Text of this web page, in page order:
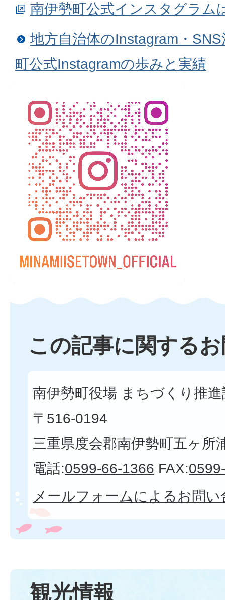
南伊勢町公式インスタグラム
地方自治体のInstagram・
町公式Instagramの歩みと実績
この記事に関する
南伊勢町役場 まちづくり推
〒516-0194
三重県度会郡南伊勢町五ヶ所
電話:0599-66-1366 FAX:
メールフォームによるお問い
観光情報